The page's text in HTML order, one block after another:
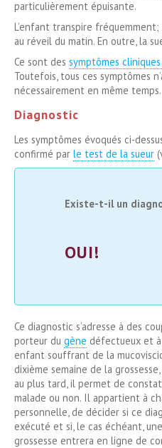
particulièrement épuisante.
L’enfant transpire
au réveil du matin. En outre, la
Ce sont des symptômes cliniques
Toutefois, tous ces symptômes
nécessairement en même temps.
Diagnostic
Les symptômes évoqués ci-
confirmé par le test de la sueur
Existe-t-il un
OUI!
Ce diagnostic s’adresse à des
porteur du gène défectueux et
enfant souffrant de la
dixième semaine de la
au plus tard, il permet de
malade ou non. Il appartient à
personnelle, de décider si ce
exécuté et si, le cas échéant,
grossesse entrera en ligne de